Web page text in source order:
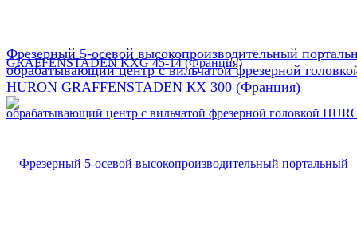
Фрезерный 5-осевой высокопроизводительный
обрабатывающий центр с вильчатой фрезерной
HURON GRAFFENSTADEN КX 300 (Франция)